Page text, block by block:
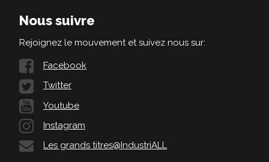
Nous suivre
Rejoignez le mouvement et suivez nous sur:
Facebook
Twitter
Youtube
Instagram
Les grands titres@IndustriALL